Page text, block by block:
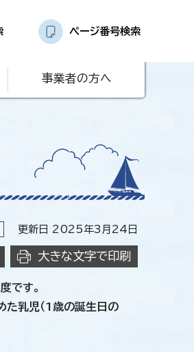
ページ番号検索
事業者の方へ
更新日 2025年3月24日
大きな文字で印刷
です。
た乳児（1歳の誕生日の